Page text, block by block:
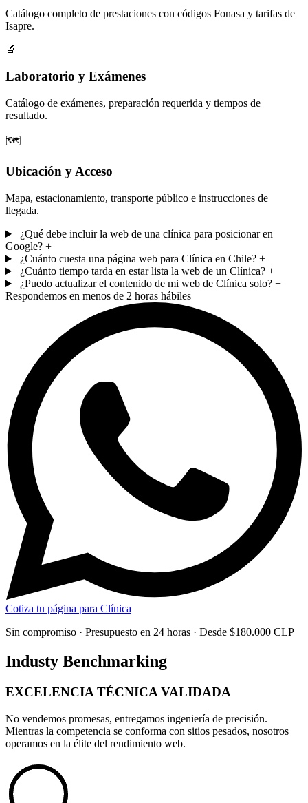
Catálogo completo de prestaciones con códigos Fonasa y tarifas de
Isapre.
🔬
Laboratorio y Exámenes
Catálogo de exámenes, preparación requerida y tiempos de
resultado.
🗺️
Ubicación y Acceso
Mapa, estacionamiento, transporte público e instrucciones de
llegada.
¿Qué debe incluir la web de una clínica para posicionar en
Google? +
¿Cuánto cuesta una página web para Clínica en Chile? +
¿Cuánto tiempo tarda en estar lista la web de un Clínica? +
¿Puedo actualizar el contenido de mi web de Clínica solo? +
Respondemos en menos de 2 horas hábiles
Cotiza tu página para Clínica
Sin compromiso · Presupuesto en 24 horas · Desde $180.000 CLP
Industy Benchmarking
EXCELENCIA TÉCNICA VALIDADA
No vendemos promesas, entregamos ingeniería de precisión.
Mientras la competencia se conforma con sitios pesados, nosotros
operamos en la élite del rendimiento web.